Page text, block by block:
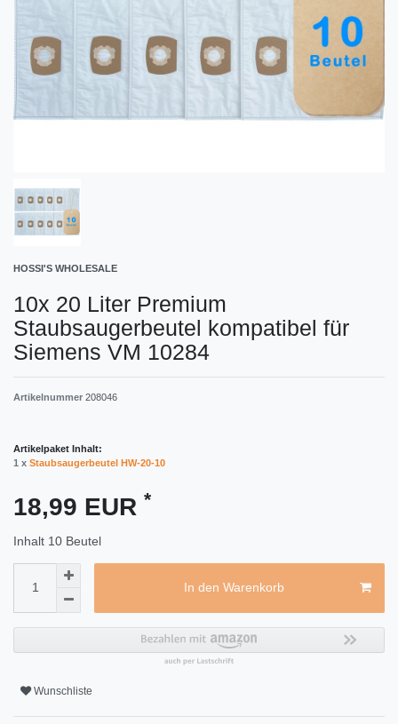
HOSSI'S WHOLESALE
10x 20 Liter Premium
Staubsaugerbeutel kompatibel für
Siemens VM 10284
Artikelnummer 208046
Artikelpaket Inhalt:
1 x Staubsaugerbeutel HW-20-10
18,99 EUR *
Inhalt 10 Beutel
In den Warenkorb
Wunschliste